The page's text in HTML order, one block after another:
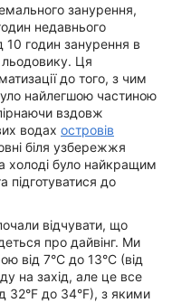
занурення,
недавнього
10 годин занурення в
льодовику. Ця
до того, з чим
найлегшою частиною
вздовж
водах островів
біля узбережжя
холоді було найкращим
підготуватися до
відчувати, що
про дайвінг. Ми
від 7°C до 13°C (від
на захід, але це все
32°F до 34°F), з якими